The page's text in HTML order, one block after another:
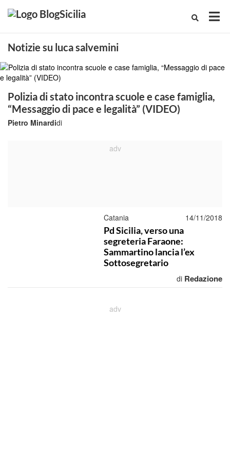
Notizie su luca salvemini
Polizia di stato incontra scuole e case famiglia,
“Messaggio di pace e legalità” (VIDEO)
di
Pietro Minardi
Catania 14/11/2018
Pd Sicilia, verso una
segreteria Faraone:
Sammartino lancia l’ex
Sottosegretario
di Redazione